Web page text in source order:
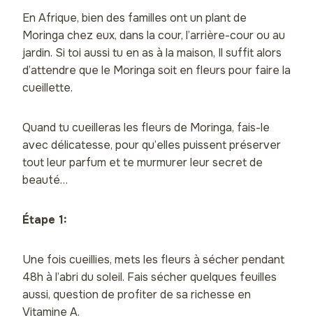
En Afrique, bien des familles ont un plant de
Moringa chez eux, dans la cour, l’arrière-cour ou au
jardin. Si toi aussi tu en as à la maison, Il suffit alors
d’attendre que le Moringa soit en fleurs pour faire la
cueillette.
Quand tu cueilleras les fleurs de Moringa, fais-le
avec délicatesse, pour qu’elles puissent préserver
tout leur parfum et te murmurer leur secret de
beauté…
Étape 1:
Une fois cueillies, mets les fleurs à sécher pendant
48h à l’abri du soleil. Fais sécher quelques feuilles
aussi, question de profiter de sa richesse en
Vitamine A.